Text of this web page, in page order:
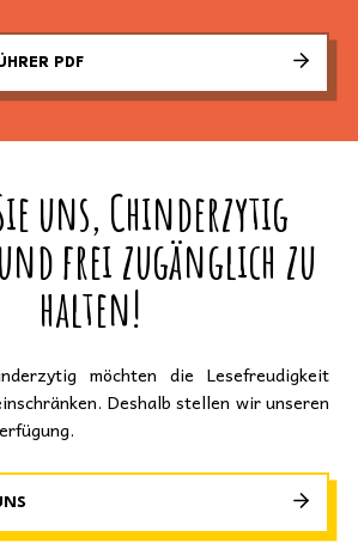
PDF
uns, Chinderzytig
frei zugänglich zu
halten!
möchten die Lesefreudigkeit
Deshalb stellen wir unseren